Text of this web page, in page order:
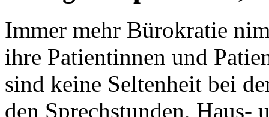
Immer mehr Bürokratie
ihre Patientinnen und
sind keine Seltenheit bei
den Sprechstunden, Haus-